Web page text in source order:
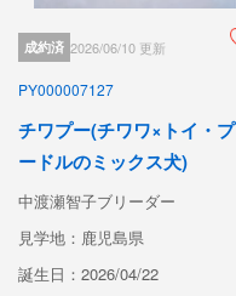
成約済 2026/06/10 更新
PY000007127
チワプー(チワワ×トイ・プ
ードルのミックス犬)
中渡瀬智子ブリーダー
見学地：鹿児島県
誕生日：2026/04/22